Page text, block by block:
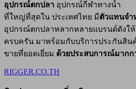
อุปกรณ์ตกปลา อุปกรณ์กีฬาทางน้ำ
ที่ใหญ่ที่สุดใน ประเทศไทย มีตัวแทนจำ
อุปกรณ์ตกปลาหลากหลายแบรนด์ดังให้
ครบครัน มาพร้อมกับบริการประกันสิน
ขายที่ยอดเยี่ยม ด้วยประสบการณ์มากก
RIGGER.CO.TH